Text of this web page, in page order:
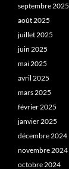
septembre 2025
août 2025
juillet 2025
juin 2025
mai 2025
avril 2025
mars 2025
février 2025
janvier 2025
décembre 2024
novembre 2024
octobre 2024